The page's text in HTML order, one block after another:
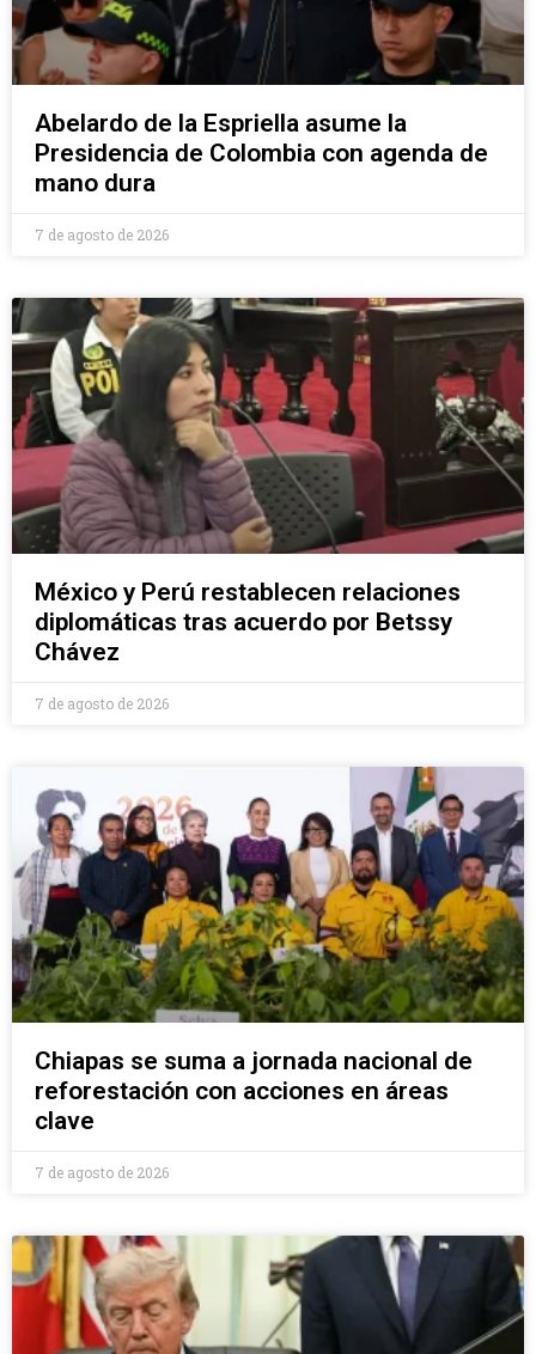
Abelardo de la Espriella asume la
Presidencia de Colombia con agenda de
mano dura
7 de agosto de 2026
México y Perú restablecen relaciones
diplomáticas tras acuerdo por Betssy
Chávez
7 de agosto de 2026
Chiapas se suma a jornada nacional de
reforestación con acciones en áreas
clave
7 de agosto de 2026